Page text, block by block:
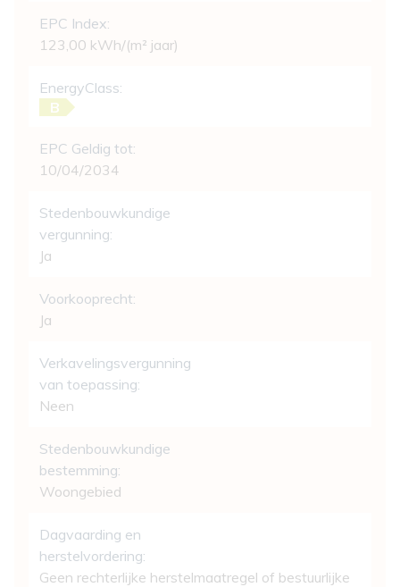
EPC Index:
123,00 kWh/(m² jaar)
EnergyClass:
B
EPC Geldig tot:
10/04/2034
Stedenbouwkundige
vergunning:
Ja
Voorkooprecht:
Ja
Verkavelingsvergunning
van toepassing:
Neen
Stedenbouwkundige
bestemming:
Woongebied
Dagvaarding en
herstelvordering:
Geen rechterlijke herstelmaatregel of bestuurlijke